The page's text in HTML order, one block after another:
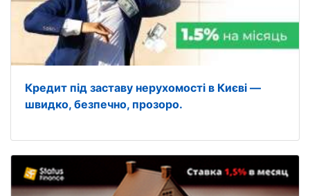
Кредит під заставу нерухомості в Києві —
швидко, безпечно, прозоро.